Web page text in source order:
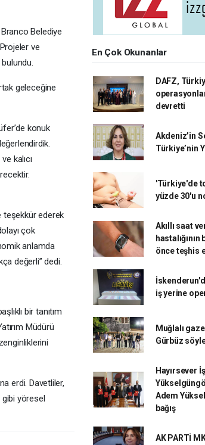
Belediye
ve
bulundu.
geleceğine
konuk
kalıcı
teşekkür ederek
çok
anlamda
değerli” dedi.
bir tanıtım
Müdürü
erdi. Davetliler,
yöresel
En Çok Okunanlar
DAFZ,
devretti
Akdeniz’in
Türkiye’nin
'Türkiye'de
yüzde 30'u
Akıllı saat
önce teşhis
iş yerine
Muğlalı
Gürbüz
Hayırsever
Adem
bağış
AK PARTİ